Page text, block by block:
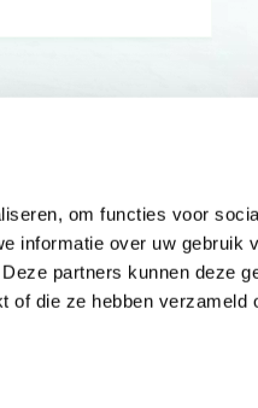
om functies voor
informatie over uw gebruik
partners kunnen deze
of die ze hebben verzameld